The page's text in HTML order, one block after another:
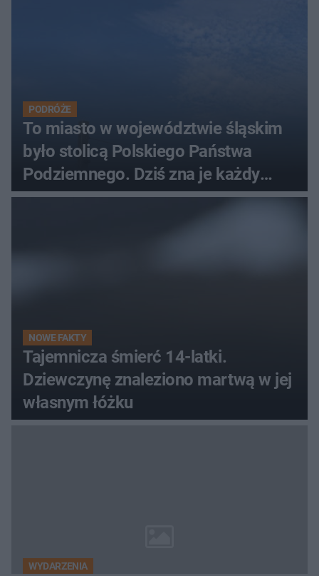
PODRÓŻE
To miasto w województwie śląskim
było stolicą Polskiego Państwa
Podziemnego. Dziś zna je każdy
pielgrzym
NOWE FAKTY
Tajemnicza śmierć 14-latki.
Dziewczynę znaleziono martwą w jej
własnym łóżku
WYDARZENIA